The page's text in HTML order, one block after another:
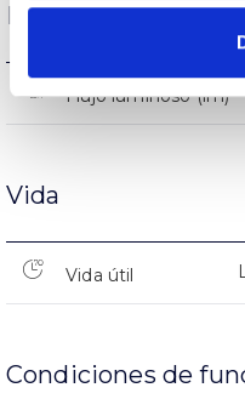
Rendimiento
Flujo luminoso (lm)
Vida
Vida útil
Condiciones de